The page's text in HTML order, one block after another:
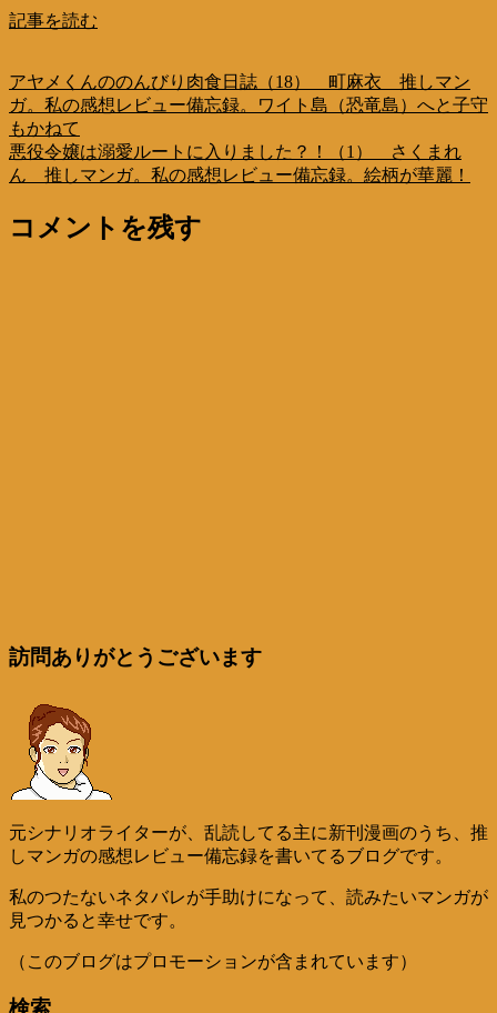
記事を読む
アヤメくんののんびり肉食日誌（18） 町麻衣 推しマン
ガ。私の感想レビュー備忘録。ワイト島（恐竜島）へと子守
もかねて
悪役令嬢は溺愛ルートに入りました？！（1） さくまれ
ん 推しマンガ。私の感想レビュー備忘録。絵柄が華麗！
コメントを残す
訪問ありがとうございます
元シナリオライターが、乱読してる主に新刊漫画のうち、推
しマンガの感想レビュー備忘録を書いてるブログです。
私のつたないネタバレが手助けになって、読みたいマンガが
見つかると幸せです。
（このブログはプロモーションが含まれています）